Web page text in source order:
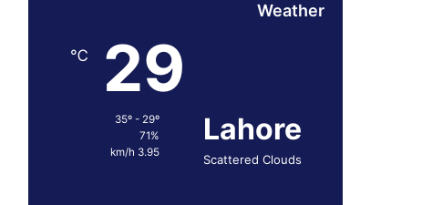
Weather
Lahore
Scattered Clouds
29
℃
35º - 29º
71%
3.95 km/h